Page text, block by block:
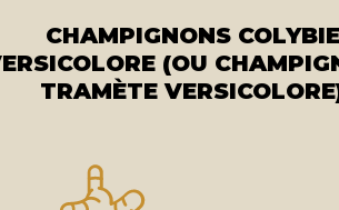
CHAMPIGNONS COLYBIE
(OU
TRAMÈTE